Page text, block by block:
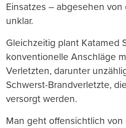
Einsatzes – abgesehen
unklar.
Gleichzeitig plant Katamed
konventionelle Anschläge
Verletzten, darunter
Schwerst-Brandverletzte,
versorgt werden.
Man geht offensichtlich